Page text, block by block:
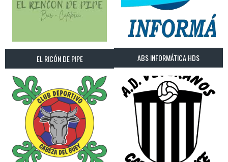
EL RICÓN DE PIPE ABS INFORMÁTICA HDS